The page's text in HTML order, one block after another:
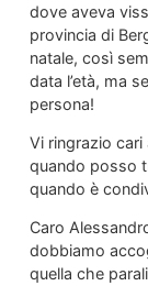
dove aveva
provincia di
natale, così
data l’età, ma
persona!
Vi ringrazio
quando posso
quando è
Caro
dobbiamo
quella che